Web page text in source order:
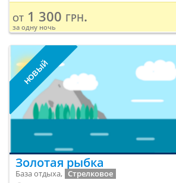
от 1 300 грн.
за одну ночь
НОВЫЙ
Золотая рыбка
База отдыха, Стрелковое